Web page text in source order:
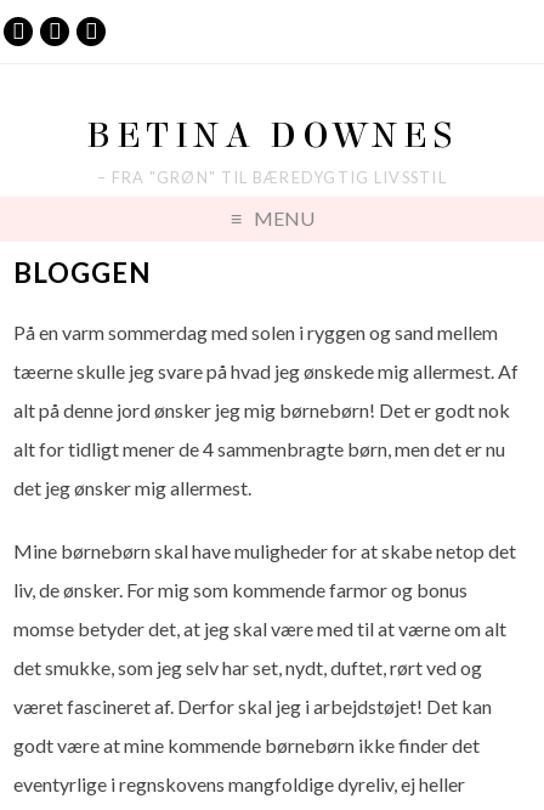
BETINA DOWNES
– FRA "GRØN" TIL BÆREDYGTIG LIVSSTIL
MENU
BLOGGEN
På en varm sommerdag med solen i ryggen og sand mellem
tæerne skulle jeg svare på hvad jeg ønskede mig allermest. Af
alt på denne jord ønsker jeg mig børnebørn! Det er godt nok
alt for tidligt mener de 4 sammenbragte børn, men det er nu
det jeg ønsker mig allermest.
Mine børnebørn skal have muligheder for at skabe netop det
liv, de ønsker. For mig som kommende farmor og bonus
momse betyder det, at jeg skal være med til at værne om alt
det smukke, som jeg selv har set, nydt, duftet, rørt ved og
været fascineret af. Derfor skal jeg i arbejdstøjet! Det kan
godt være at mine kommende børnebørn ikke finder det
eventyrlige i regnskovens mangfoldige dyreliv, ej heller